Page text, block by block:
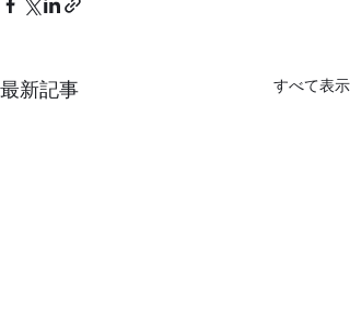
最新記事 すべて表示